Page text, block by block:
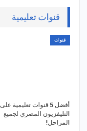
قنوات تعليمية
قنوات
أفضل 5 قنوات تعليمية على
التليفزيون المصري لجميع
المراحل!